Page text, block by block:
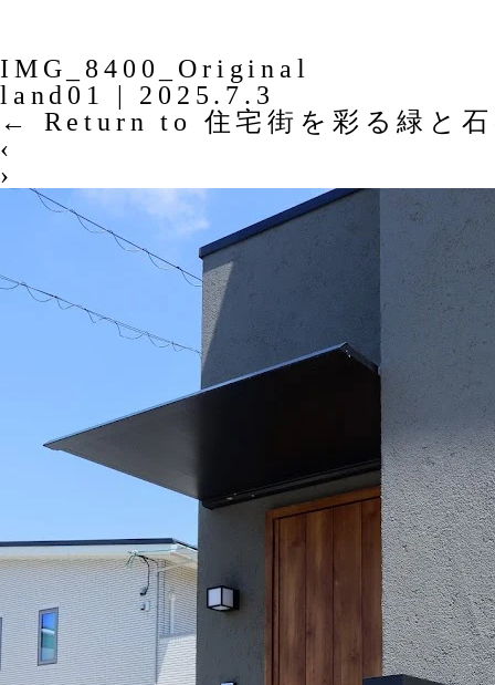
IMG_8400_Original
land01
| 2025.7.3
←
Return to 住宅街を彩る緑と
‹
›